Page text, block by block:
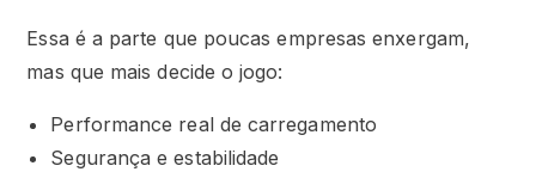
Essa é a parte que poucas empresas enxergam,
mas que mais decide o jogo:
Performance real de carregamento
Segurança e estabilidade